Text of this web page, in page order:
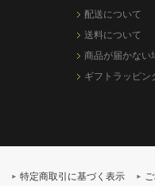
配送について
送料について
商品が届かない
ギフトラッピン
特定商取引に基づく表示